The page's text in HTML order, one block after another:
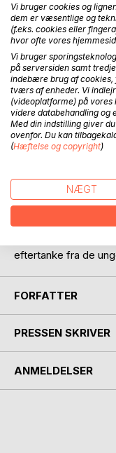
Tid er
Emnet om tid er
resultatet af en
Stadsbiblioteket i
blandt 70 indsendte
Historierne spænder
2. Verdenskrig,
om tid på vidt
derfor på forskellig
eftertanke fra de
FORFATTER
PRESSEN SKRIVER
ANMELDELSER
Vi bruger cookies og
dem er væsentlige og
(f.eks. cookies eller
hvor ofte vores
Vi bruger
på serversiden samt
indebære brug af cookies,
tværs af enheder. Vi
(videoplatforme) på vores
videre databehandling og
Med din indstilling giver
ovenfor. Du kan
(Hæftelse og copyright)
NÆGT